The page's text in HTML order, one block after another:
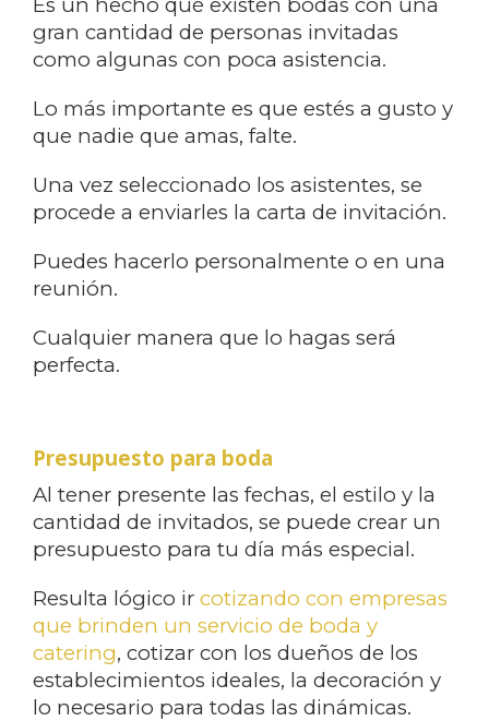
gran cantidad de personas invitadas
como algunas con poca asistencia.
Lo más importante es que estés a gusto y
que nadie que amas, falte.
Una vez seleccionado los asistentes, se
procede a enviarles la carta de invitación.
Puedes hacerlo personalmente o en una
reunión.
Cualquier manera que lo hagas será
perfecta.
Presupuesto para boda
Al tener presente las fechas, el estilo y la
cantidad de invitados, se puede crear un
presupuesto para tu día más especial.
Resulta lógico ir cotizando con empresas
que brinden un servicio de boda y
catering, cotizar con los dueños de los
establecimientos ideales, la decoración y
lo necesario para todas las dinámicas.